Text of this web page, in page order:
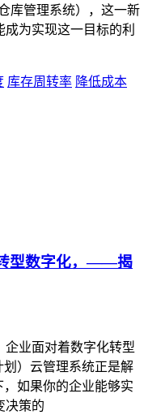
库管理系统），这一新
为实现这一目标的利
库存周转率 降低成本
型数字化，——揭
企业面对着数字化转型
划）云管理系统正是解
如果你的企业能够实
决策的